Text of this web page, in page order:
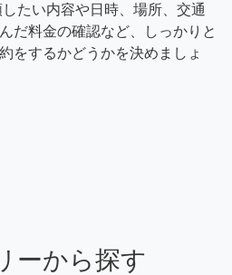
たい内容や日時、場所、交通
だ料金の確認など、しっかりと
をするかどうかを決めましょ
ーから探す